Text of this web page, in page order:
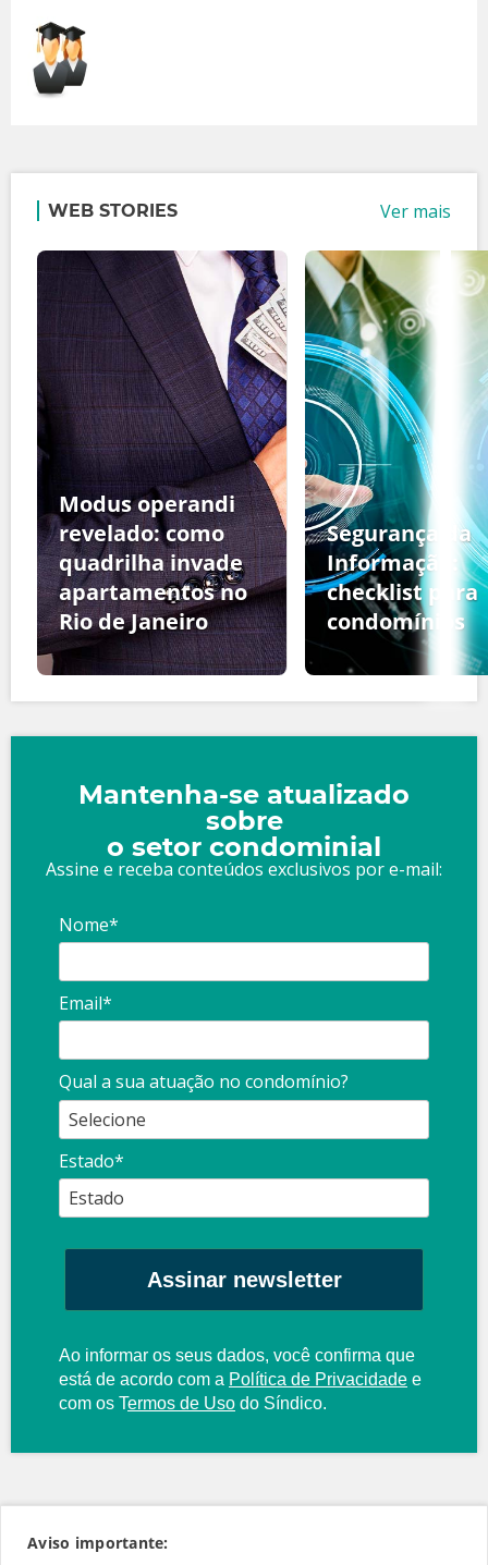
WEB STORIES Ver mais
Modus operandi
revelado: como
quadrilha invade
apartamentos no
Rio de Janeiro
Segurança da
Informação:
checklist para
condomínios
Mantenha-se atualizado
sobre
o setor condominial
Assine e receba conteúdos exclusivos por e-mail:
Nome*
Email*
Qual a sua atuação no condomínio?
Estado*
Assinar newsletter
Ao informar os seus dados, você confirma que
está de acordo com a Política de Privacidade e
com os Termos de Uso do Síndico.
Aviso importante: